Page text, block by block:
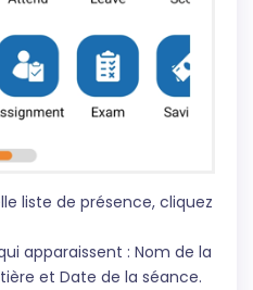
liste de présence, cliquez
apparaissent : Nom de la
et Date de la séance.